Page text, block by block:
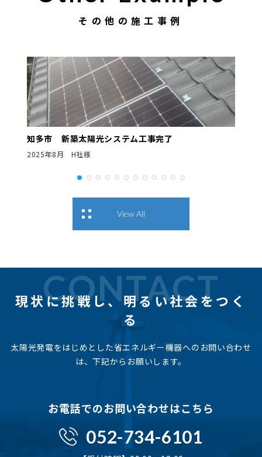
その他の施工事例
知多市 新築太陽光システム工事完了
2025年8月 H社様
View All
CONTACT
現状に挑戦し、明るい社会をつく
る
太陽光発電をはじめとした省エネルギー機器へのお問い合わせ
は、下記からお願いします。
お電話でのお問い合わせはこちら
052-734-6101